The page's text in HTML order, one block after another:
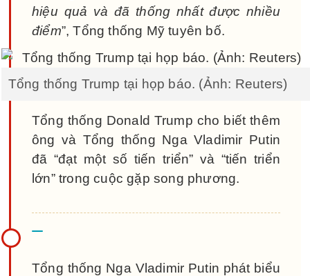
hiệu quả và đã thống nhất được nhiều
điểm”, Tổng thống Mỹ tuyên bố.
Tổng thống Trump tại họp báo. (Ảnh: Reuters)
Tổng thống Donald Trump cho biết thêm
ông và Tổng thống Nga Vladimir Putin
đã “đạt một số tiến triển” và “tiến triển
lớn” trong cuộc gặp song phương.
Tổng thống Nga Vladimir Putin phát biểu